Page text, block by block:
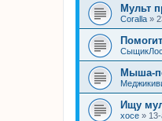
Мульт
Coralla »
Мыша-
Ищу
хосе »